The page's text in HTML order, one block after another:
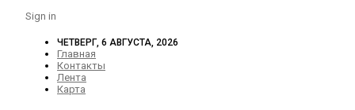
Sign in
ЧЕТВЕРГ, 6 АВГУСТА, 2026
Главная
Контакты
Лента
Карта